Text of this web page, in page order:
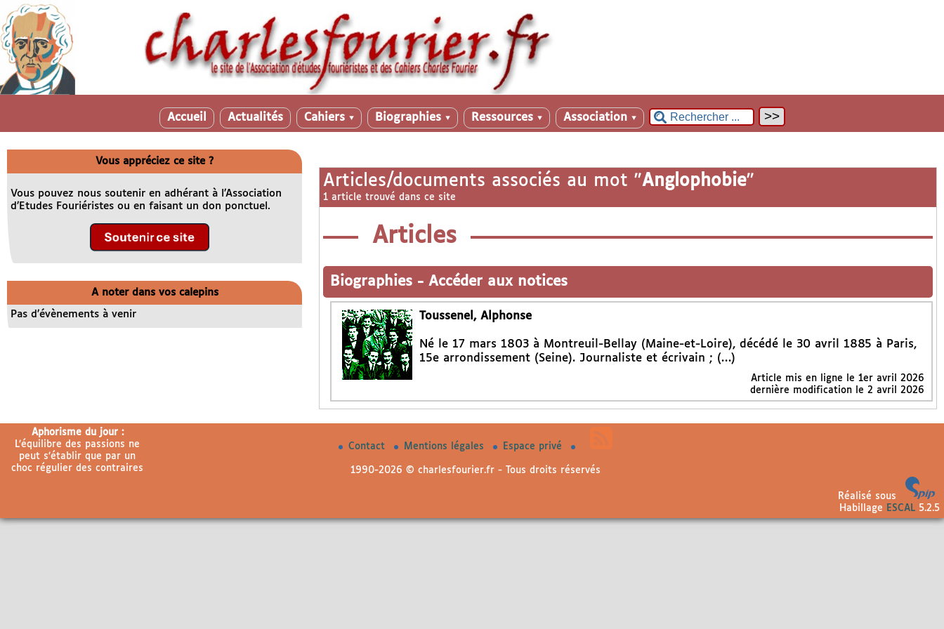
Accueil Actualités Cahiers ▼ Biographies ▼ Ressources ▼ Association ▼
Articles/documents associés au mot "Anglophobie"
1 article trouvé dans ce site
Articles
Biographies - Accéder aux notices
Toussenel, Alphonse
Né le 17 mars 1803 à Montreuil-Bellay (Maine-et-Loire), décédé le 30 avril 1885 à Paris,
15e arrondissement (Seine). Journaliste et écrivain ; (…)
Article mis en ligne le 1er avril 2026
dernière modification le 2 avril 2026
Vous appréciez ce site ?
Vous pouvez nous soutenir en adhérant à l’Association
d’Etudes Fouriéristes ou en faisant un don ponctuel.
A noter dans vos calepins
Pas d’évènements à venir
Aphorisme du jour :
L’équilibre des passions ne
peut s’établir que par un
choc régulier des contraires
Contact Mentions légales Espace privé
1990-2026 © charlesfourier.fr - Tous droits réservés
Réalisé sous
Habillage
ESCAL5.2.5